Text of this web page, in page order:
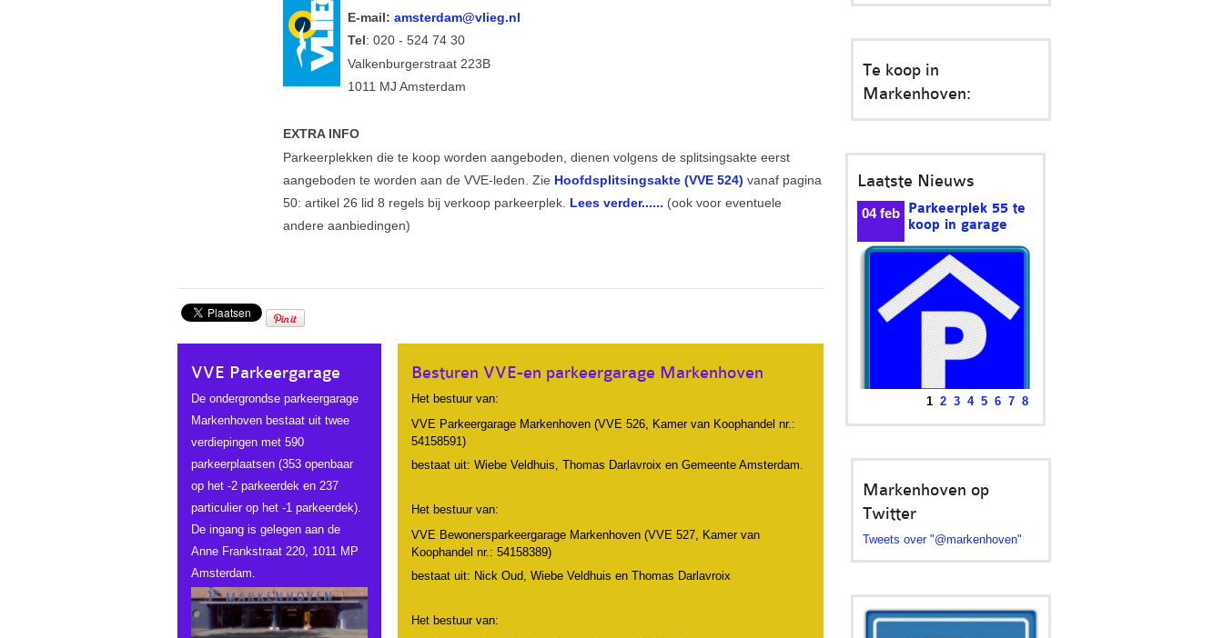
E-mail:
Tel: 020 - 524 74 30
Valkenburgerstraat 223B
1011 MJ Amsterdam
EXTRA INFO
Parkeerplekken die te koop worden aangeboden, dienen volgens de splitsingsakte eerst
aangeboden te worden aan de VVE-leden. Zie Hoofdsplitsingsakte (VVE 524) vanaf pagina
50: artikel 26 lid 8 regels bij verkoop parkeerplek. Lees verder...... (ook voor eventuele
andere aanbiedingen)
VVE Parkeergarage
De ondergrondse parkeergarage
Markenhoven bestaat uit twee
verdiepingen met 590
parkeerplaatsen (353 openbaar
op het -2 parkeerdek en 237
particulier op het -1 parkeerdek).
De ingang is gelegen aan de
Anne Frankstraat 220, 1011 MP
Amsterdam.
Besturen VVE-en parkeergarage Markenhoven
Het bestuur van:
VVE Parkeergarage Markenhoven (VVE 526, Kamer van Koophandel nr.:
54158591)
bestaat uit: Wiebe Veldhuis, Thomas Darlavroix en Gemeente Amsterdam.
Het bestuur van:
VVE Bewonersparkeergarage Markenhoven (VVE 527, Kamer van
Koophandel nr.: 54158389)
bestaat uit: Nick Oud, Wiebe Veldhuis en Thomas Darlavroix
Het bestuur van:
Te koop in
Markenhoven:
Laatste Nieuws
04 feb
Parkeerplek 55 te
koop in garage
Markenhoven
bewonersgedeelte van VVE...
1 2 3 4 5 6 7 8
Markenhoven op
Twitter
Tweets over "@markenhoven"